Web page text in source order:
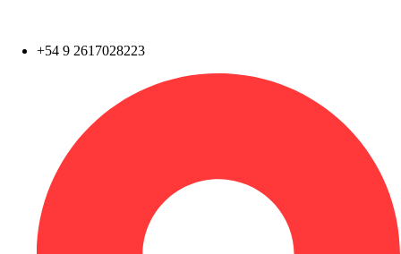
+54 9 2617028223